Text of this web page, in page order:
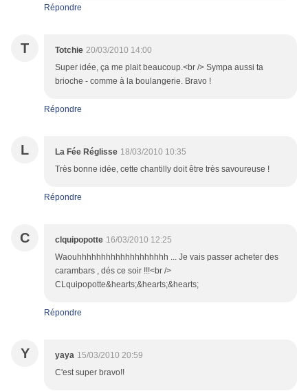
Répondre
T Totchie 20/03/2010 14:00
Super idée, ça me plait beaucoup.<br /> Sympa aussi ta
brioche - comme à la boulangerie. Bravo !
Répondre
L La Fée Réglisse 18/03/2010 10:35
Très bonne idée, cette chantilly doit être très savoureuse !
Répondre
C clquipopotte 16/03/2010 12:25
Waouhhhhhhhhhhhhhhhhhhh ... Je vais passer acheter des
carambars , dés ce soir !!!<br />
CLquipopotte&hearts;&hearts;&hearts;
Répondre
Y yaya 15/03/2010 20:59
C'est super bravo!!